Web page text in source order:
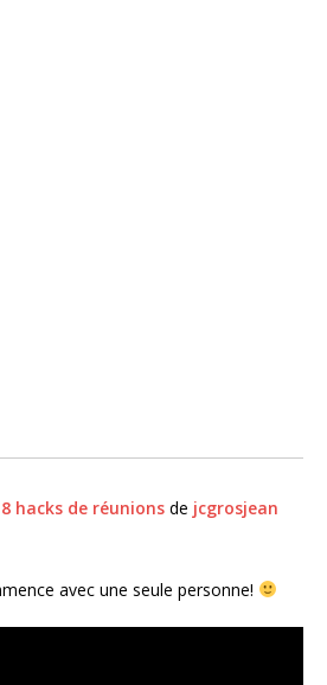
hacks de réunions de jcgrosjean
avec une seule personne!